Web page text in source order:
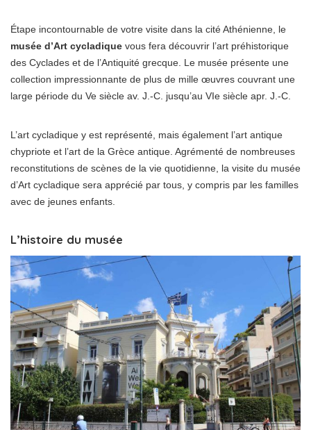
Étape incontournable de votre visite dans la cité Athénienne, le
musée d’Art cycladique vous fera découvrir l’art préhistorique
des Cyclades et de l’Antiquité grecque. Le musée présente une
collection impressionnante de plus de mille œuvres couvrant une
large période du Ve siècle av. J.-C. jusqu’au VIe siècle apr. J.-C.
L’art cycladique y est représenté, mais également l’art antique
chypriote et l’art de la Grèce antique. Agrémenté de nombreuses
reconstitutions de scènes de la vie quotidienne, la visite du musée
d’Art cycladique sera apprécié par tous, y compris par les familles
avec de jeunes enfants.
L’histoire du musée